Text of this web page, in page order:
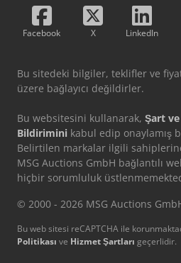
Facebook X LinkedIn
Bu sitedeki bilgiler, teklifler ve
üzere bağlayıcı değildirler.
Bu websitesini kullanarak, Şart
Bildirimini kabul edip onaylamış
Belirtilen markalar ilgili
MSG Auctions GmbH bağlantılı
hiçbir sorumluluk
© 2000 - 2026 MSG Auctions
Bu web sitesi reCAPTCHA ile
Politikası ve Hizmet Şartları geçerlidir.